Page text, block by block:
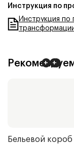
Инструкция по
Инструкция по
+
+
+
Бельевой короб